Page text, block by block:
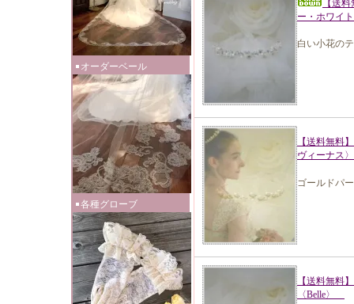
オーダーベール
各種グローブ
【送
ー・ホワイ
白い小花の
【送料無料
ヴィーナス〉
ゴールドパ
【送料無
〈Belle〉